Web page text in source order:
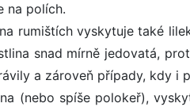
na polích.
rumištích vyskytuje také
snad mírně jedovatá,
a zároveň případy, kdy i
(nebo spíše polokeř),